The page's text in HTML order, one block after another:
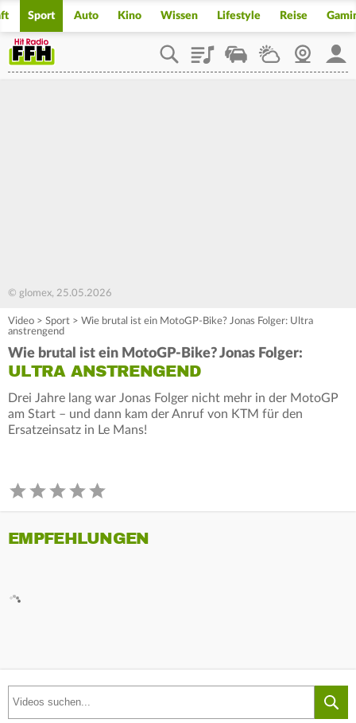
Sport Auto Kino Wissen Lifestyle Reise
PlaylistStaupilotWetterWebcam
© glomex, 25.05.2026
Video > Sport > Wie brutal ist ein MotoGP-Bike? Jonas Folger: Ultra
anstrengend
Wie brutal ist ein MotoGP-Bike? Jonas Folger:
ULTRA ANSTRENGEND
Drei Jahre lang war Jonas Folger nicht mehr in der MotoGP
am Start – und dann kam der Anruf von KTM für den
Ersatzeinsatz in Le Mans!
EMPFEHLUNGEN